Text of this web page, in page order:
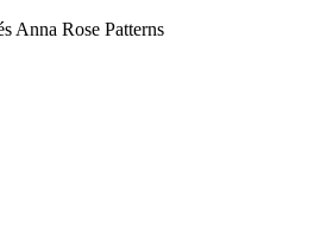
Anna Rose Patterns